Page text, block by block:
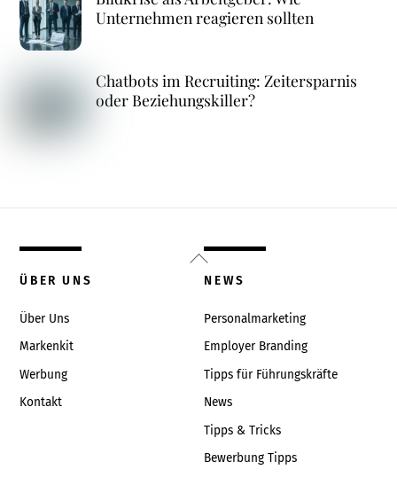
Unternehmen reagieren sollten
Chatbots im Recruiting: Zeitersparnis
oder Beziehungskiller?
Back
To
ÜBER UNS
Über Uns
Markenkit
Werbung
Kontakt
NEWS
Personalmarketing
Employer Branding
Tipps für Führungskräfte
News
Tipps & Tricks
Bewerbung Tipps